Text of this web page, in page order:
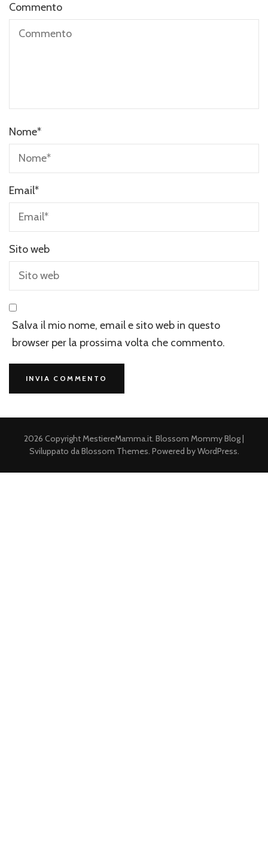
Commento
Nome*
Email*
Sito web
Salva il mio nome, email e sito web in questo
browser per la prossima volta che commento.
2026 CopyrightMestiereMamma.it. Blossom Mommy Blog |
Sviluppato daBlossom Themes. Powered byWordPress.